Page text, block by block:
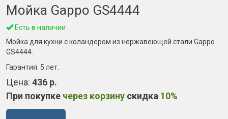
Мойка Gappo GS4444
Есть в наличии
Мойка для кухни с коландером из нержавеющей стали Gappo
GS4444.
Гарантия: 5 лет
Цена: 436 р.
При покупке через корзину скидка 10%